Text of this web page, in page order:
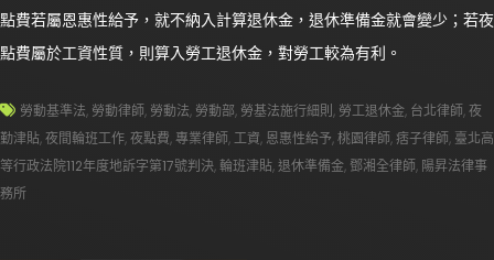
點費若屬恩惠性給予，就不納入計算退休金，退休準備金就會變少；若夜
點費屬於工資性質，則算入勞工退休金，對勞工較為有利。
勞動基準法, 勞動律師, 勞動法, 勞動部, 勞基法施行細則 , 勞工退休金, 台北律師,夜
勤津貼,夜間輪班工作,夜點費,專業律師,工資, 恩惠性給予,桃園律師,痞子律師, 臺北高
等行政法院112年度地訴字第17號判決,輪班津貼,退休準備金, 鄧湘全律師, 陽昇法律事
務所